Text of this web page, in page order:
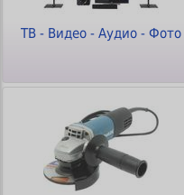
ТВ - Видео - Аудио - Фото